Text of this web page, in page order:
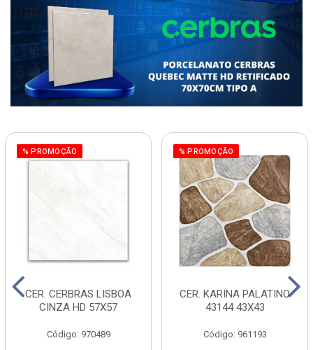
% PROMOÇÃO
CER. CERBRAS LISBOA
CINZA HD 57X57
Código: 970489
% PROMOÇÃO
CER. KARINA PALATINO
43144 43X43
Código: 961193